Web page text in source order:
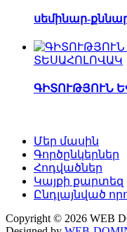
սեմինար-
ՏԵՍԱՀՈԼՈՎԱԿ
ԳԻՏՈՒԹՅՈՒՆ
Մեր մասին
Գործընկերներ
Հոդվածներ
Կայքի քարտեզ
Ընդլայնված
Copyright © 2026 WEB